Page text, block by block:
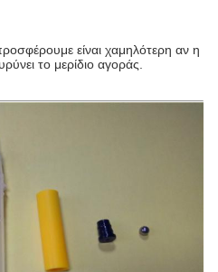
είναι χαμηλότερη αν η
το μερίδιο αγοράς.